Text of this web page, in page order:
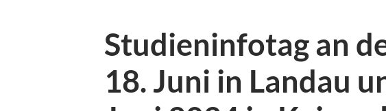
Studieninfotag an
18. Juni in Landau